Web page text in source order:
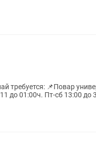
требуется: 📌Повар